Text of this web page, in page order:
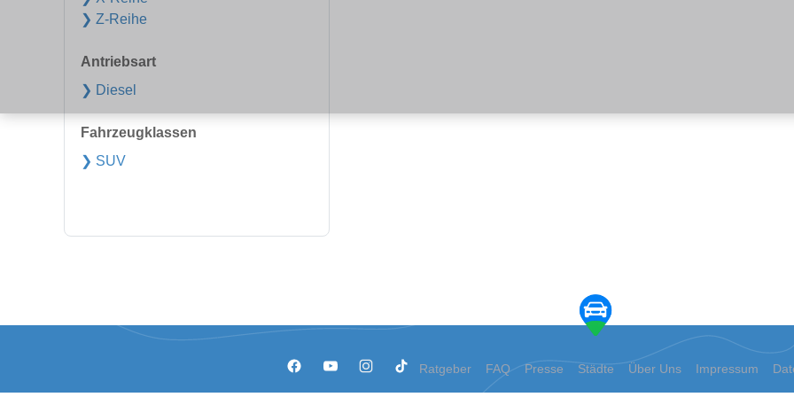
❯ Z-Reihe
Antriebsart
❯ Diesel
Fahrzeugklassen
❯ SUV
Ratgeber FAQ Presse Städte Über Uns Impressum